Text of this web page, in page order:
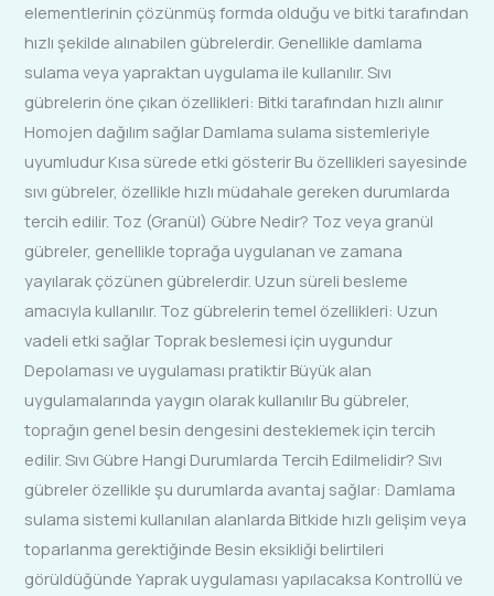
elementlerinin çözünmüş formda olduğu ve bitki tarafından
hızlı şekilde alınabilen gübrelerdir. Genellikle damlama
sulama veya yapraktan uygulama ile kullanılır. Sıvı
gübrelerin öne çıkan özellikleri: Bitki tarafından hızlı alınır
Homojen dağılım sağlar Damlama sulama sistemleriyle
uyumludur Kısa sürede etki gösterir Bu özellikleri sayesinde
sıvı gübreler, özellikle hızlı müdahale gereken durumlarda
tercih edilir. Toz (Granül) Gübre Nedir? Toz veya granül
gübreler, genellikle toprağa uygulanan ve zamana
yayılarak çözünen gübrelerdir. Uzun süreli besleme
amacıyla kullanılır. Toz gübrelerin temel özellikleri: Uzun
vadeli etki sağlar Toprak beslemesi için uygundur
Depolaması ve uygulaması pratiktir Büyük alan
uygulamalarında yaygın olarak kullanılır Bu gübreler,
toprağın genel besin dengesini desteklemek için tercih
edilir. Sıvı Gübre Hangi Durumlarda Tercih Edilmelidir? Sıvı
gübreler özellikle şu durumlarda avantaj sağlar: Damlama
sulama sistemi kullanılan alanlarda Bitkide hızlı gelişim veya
toparlanma gerektiğinde Besin eksikliği belirtileri
görüldüğünde Yaprak uygulaması yapılacaksa Kontrollü ve